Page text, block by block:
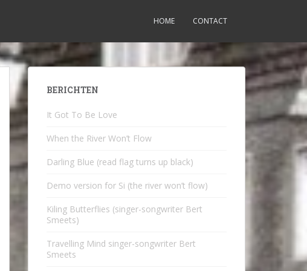
HOME CONTACT
BERICHTEN
It Got To Be Love
When the River Won’t Flow
Darling Blue (read flag turns up black)
Demo version for Si (the river won’t flow)
Kiling Butterflies (singer-songwriter Bert
Smeets)
Travelling Mind singer-songwriter Bert
Smeets